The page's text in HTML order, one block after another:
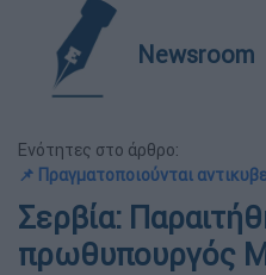
Newsroom
Ενότητες στο άρθρο:
📌 Πραγματοποιούνται
Σερβία:
πρωθυπουργός